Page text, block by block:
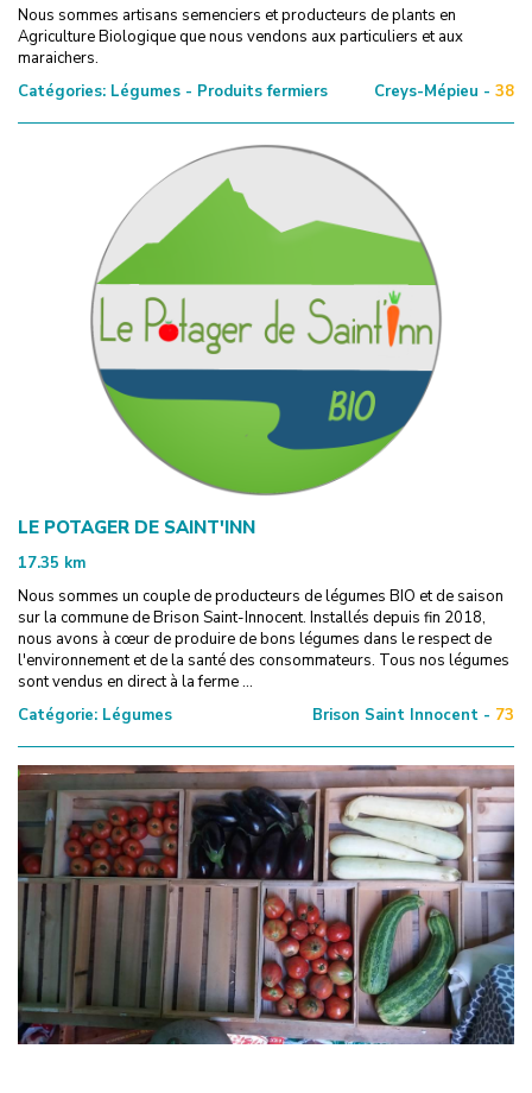
Nous sommes artisans semenciers et producteurs de plants en
Agriculture Biologique que nous vendons aux particuliers et aux
maraichers.
Catégories: Légumes - Produits fermiers Creys-Mépieu - 38
LE POTAGER DE SAINT'INN
17.35 km
Nous sommes un couple de producteurs de légumes BIO et de saison
sur la commune de Brison Saint-Innocent. Installés depuis fin 2018,
nous avons à cœur de produire de bons légumes dans le respect de
l'environnement et de la santé des consommateurs. Tous nos légumes
sont vendus en direct à la ferme ...
Catégorie: Légumes Brison Saint Innocent - 73